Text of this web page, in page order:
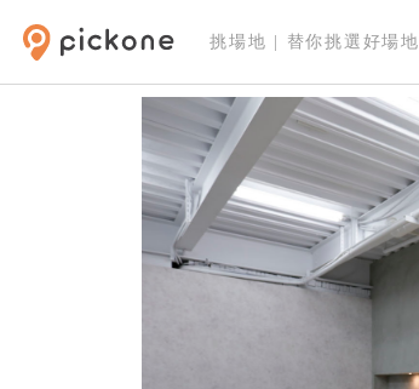
挑場地 | 替你挑選好場地